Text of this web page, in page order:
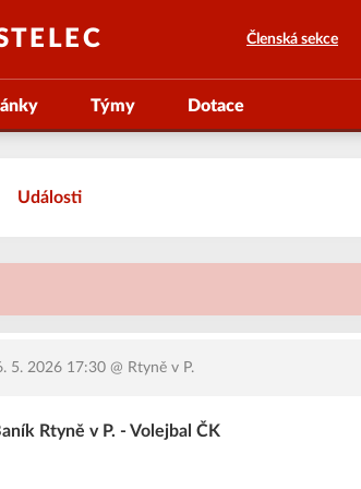
Členská sekce
Týmy Dotace
Události
5. 2026 17:30 @ Rtyně v P.
Rtyně v P. - Volejbal ČK